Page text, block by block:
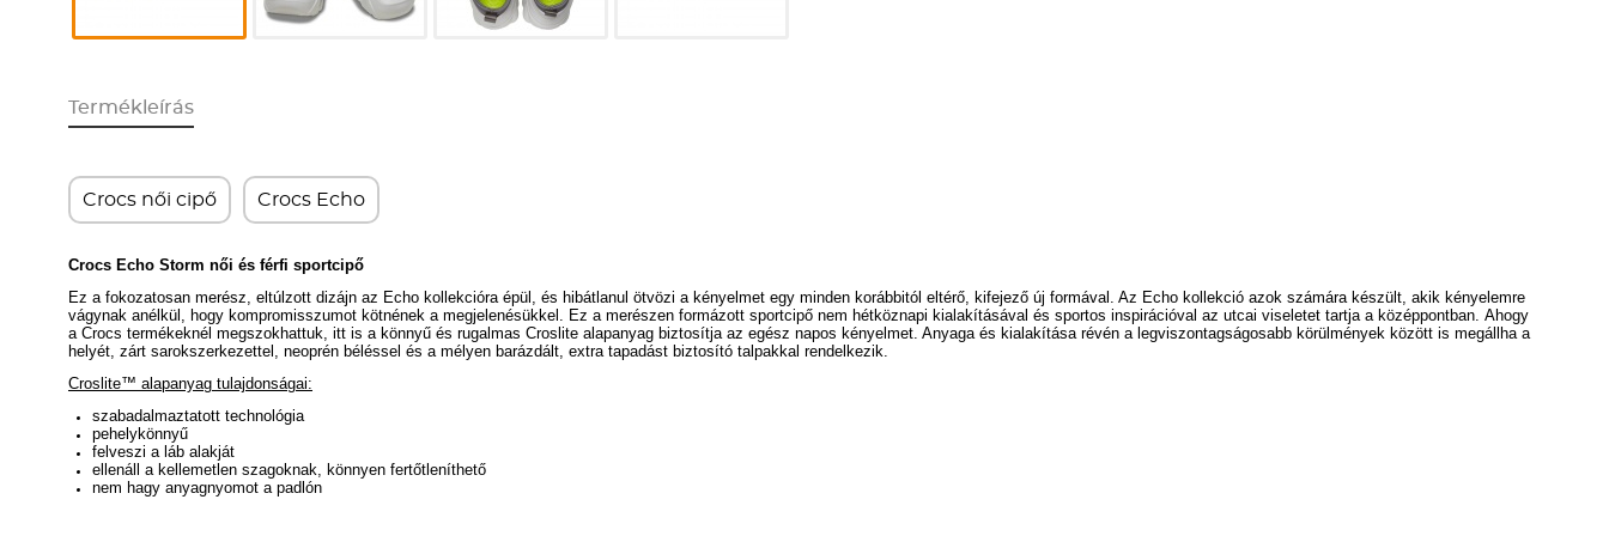
Termékleírás
Crocs női cipő Crocs Echo
Crocs Echo Storm női és férfi sportcipő
Ez a fokozatosan merész, eltúlzott dizájn az Echo kollekcióra épül, és hibátlanul ötvözi a kényelmet egy minden korábbitól eltérő, kifejező új formával. Az Echo kollekció azok számára készült, akik kényelemre
vágynak anélkül, hogy kompromisszumot kötnének a megjelenésükkel. Ez a merészen formázott sportcipő nem hétköznapi kialakításával és sportos inspirációval az utcai viseletet tartja a középpontban. Ahogy
a Crocs termékeknél megszokhattuk, itt is a könnyű és rugalmas Croslite alapanyag biztosítja az egész napos kényelmet. Anyaga és kialakítása révén a legviszontagságosabb körülmények között is megállha a
helyét, zárt sarokszerkezettel, neoprén béléssel és a mélyen barázdált, extra tapadást biztosító talpakkal rendelkezik.
Croslite™ alapanyag tulajdonságai:
szabadalmaztatott technológia
pehelykönnyű
felveszi a láb alakját
ellenáll a kellemetlen szagoknak, könnyen fertőtleníthető
nem hagy anyagnyomot a padlón